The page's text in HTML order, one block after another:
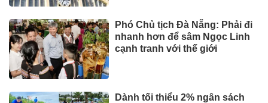
Phó Chủ tịch Đà Nẵng: Phải đi
nhanh hơn để sâm Ngọc Linh
cạnh tranh với thế giới
Dành tối thiểu 2% ngân sách